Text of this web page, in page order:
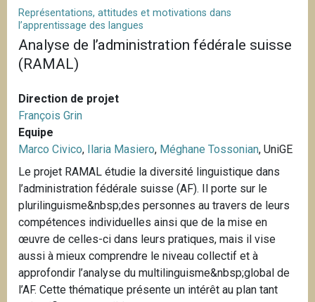
Représentations, attitudes et motivations dans
l’apprentissage des langues
Analyse de l’administration fédérale suisse
(RAMAL)
Direction de projet
François Grin
Equipe
Marco Civico, Ilaria Masiero, Méghane Tossonian, UniGE
Le projet RAMAL étudie la diversité linguistique dans
l’administration fédérale suisse (AF). Il porte sur le
plurilinguisme&nbsp;des personnes au travers de leurs
compétences individuelles ainsi que de la mise en
œuvre de celles-ci dans leurs pratiques, mais il vise
aussi à mieux comprendre le niveau collectif et à
approfondir l’analyse du multilinguisme&nbsp;global de
l’AF. Cette thématique présente un intérêt au plan tant